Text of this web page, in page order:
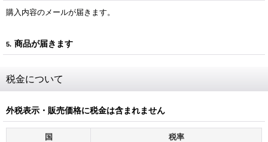
購入内容のメールが届きます。
5. 商品が届きます
税金について
外税表示・販売価格に税金は含まれません
国 税率